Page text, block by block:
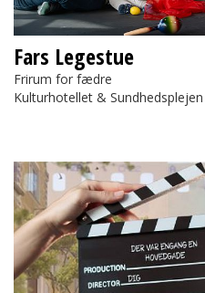
Fars Legestue
Frirum for fædre
Kulturhotellet & Sundhedsplejen
Kortfilmskonkurrence